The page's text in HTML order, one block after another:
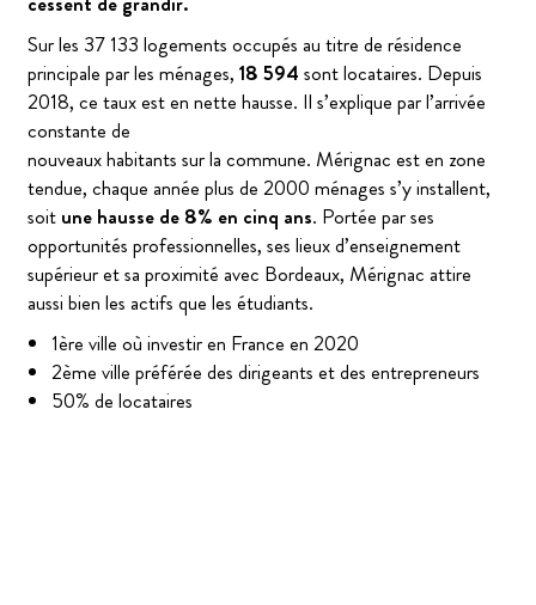
Sur les 37 133 logements occupés au titre de résidence
principale par les ménages, 18 594 sont locataires. Depuis
2018, ce taux est en nette hausse. Il s’explique par l’arrivée
constante de
nouveaux habitants sur la commune. Mérignac est en zone
tendue, chaque année plus de 2000 ménages s’y installent,
soit une hausse de 8% en cinq ans. Portée par ses
opportunités professionnelles, ses lieux d’enseignement
supérieur et sa proximité avec Bordeaux, Mérignac attire
aussi bien les actifs que les étudiants.
1ère ville où investir en France en 2020
2ème ville préférée des dirigeants et des entrepreneurs
50% de locataires